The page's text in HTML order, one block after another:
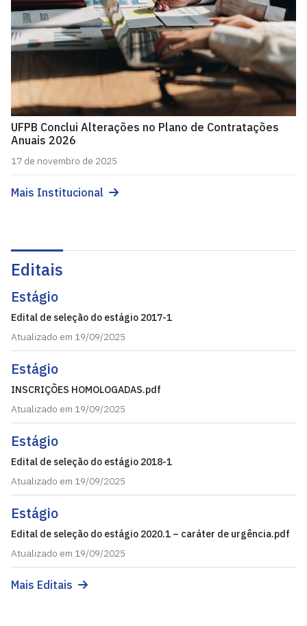
UFPB Conclui Alterações no Plano de Contratações
Anuais 2026
17 de novembro de 2025
Mais Institucional
Editais
Estágio
Edital de seleção do estágio 2017-1
Atualizado em 19/09/2025
Estágio
INSCRIÇÕES HOMOLOGADAS.pdf
Atualizado em 19/09/2025
Estágio
Edital de seleção do estágio 2018-1
Atualizado em 19/09/2025
Estágio
Edital de seleção do estágio 2020.1 – caráter de urgência.pdf
Atualizado em 19/09/2025
Mais Editais